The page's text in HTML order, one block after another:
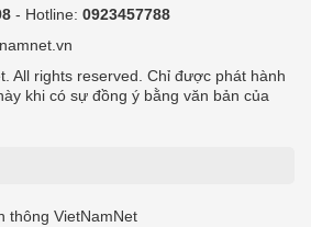
- Hotline: 0923457788
All rights reserved. Chỉ được phát hành
khi có sự đồng ý bằng văn bản của
thông VietNamNet